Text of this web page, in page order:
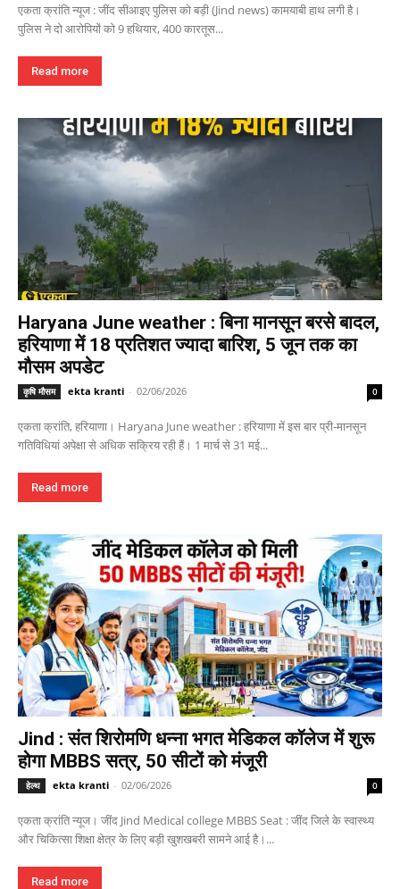
एकता क्रांति न्यूज : जींद सीआइए पुलिस को बड़ी (Jind news) कामयाबी हाथ लगी है।
पुलिस ने दो आरोपियों को 9 हथियार, 400 कारतूस...
Read more
Haryana June weather : बिना मानसून बरसे बादल,
हरियाणा में 18 प्रतिशत ज्यादा बारिश, 5 जून तक का
मौसम अपडेट
कृषि मौसम ekta kranti - 02/06/2026 0
एकता क्रांति, हरियाणा। Haryana June weather : हरियाणा में इस बार प्री-मानसून
गतिविधियां अपेक्षा से अधिक सक्रिय रही हैं। 1 मार्च से 31 मई...
Read more
Jind : संत शिरोमणि धन्ना भगत मेडिकल कॉलेज में शुरू
होगा MBBS सत्र, 50 सीटों को मंजूरी
हेल्थ ekta kranti - 02/06/2026 0
एकता क्रांति न्यूज। जींद Jind Medical college MBBS Seat : जींद जिले के स्वास्थ्य
और चिकित्सा शिक्षा क्षेत्र के लिए बड़ी खुशखबरी सामने आई है।...
Read more